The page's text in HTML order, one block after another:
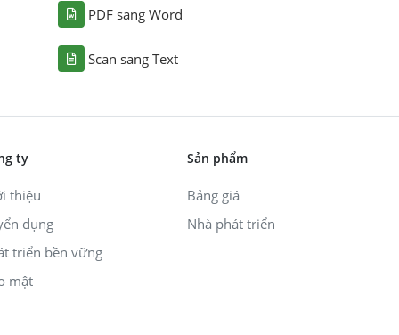
PDF sang Word
Scan sang Text
ty
thiệu
dụng
triển bền vững
mật
Sản phẩm
Bảng giá
Nhà phát triển